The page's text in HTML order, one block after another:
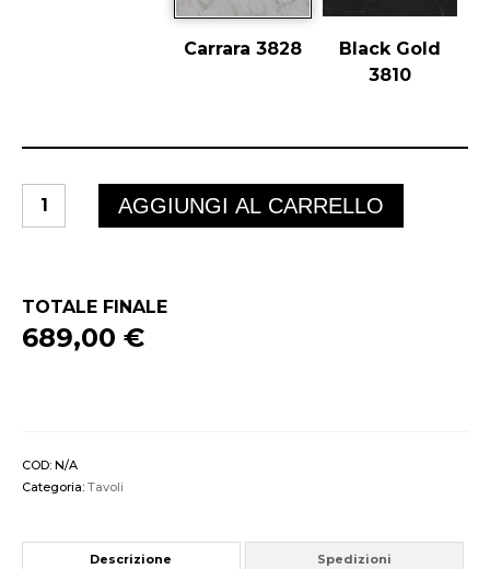
Carrara 3828
Black Gold
3810
quantità
AGGIUNGI AL CARRELLO
TOTALE FINALE
689,00 €
COD: N/A
Categoria: Tavoli
Descrizione Spedizioni